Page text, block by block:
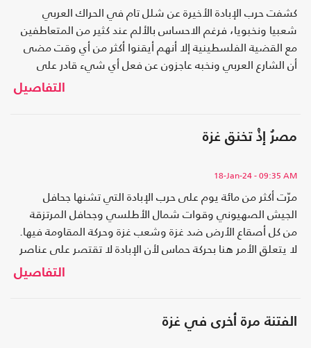
كشفت حرب الإبادة الأخيرة عن شلل تام في الحراك العربي
شعبيا ونخبويا، فرغم الاحساس بالألم عند كثير من المتعاطفين
مع القضية الفلسطينية إلا أنهم أيقنوا أكثر من أي وقت مضى
أن الشارع العربي ونخبه عاجزون عن فعل أي شيء قادر على
التفاصيل
مصرُ إذْ تخنق غزة
18-Jan-24- 09:35 AM
مرّت أكثر من مائة يوم على حرب الإبادة التي تشنها جحافل
الجيش الصهيوني وقوات شمال الأطلسي وجحافل المرتزقة
من كل أصقاع الأرض ضد غزة وشعب غزة وحركة المقاومة فيها.
لا يتعلق الأمر هنا بحركة حماس لأن الإبادة لا تقتصر على عناصر
التفاصيل
الفتنة مرة أخرى في غزة